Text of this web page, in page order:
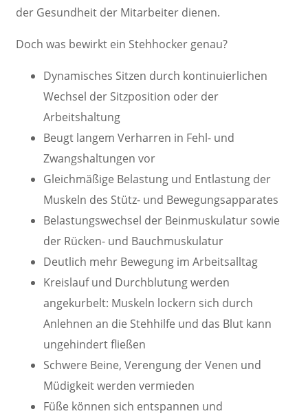
der Gesundheit der Mitarbeiter dienen.
Doch was bewirkt ein Stehhocker genau?
Dynamisches Sitzen durch kontinuierlichen
Wechsel der Sitzposition oder der
Arbeitshaltung
Beugt langem Verharren in Fehl- und
Zwangshaltungen vor
Gleichmäßige Belastung und Entlastung der
Muskeln des Stütz- und Bewegungsapparates
Belastungswechsel der Beinmuskulatur sowie
der Rücken- und Bauchmuskulatur
Deutlich mehr Bewegung im Arbeitsalltag
Kreislauf und Durchblutung werden
angekurbelt: Muskeln lockern sich durch
Anlehnen an die Stehhilfe und das Blut kann
ungehindert fließen
Schwere Beine, Verengung der Venen und
Müdigkeit werden vermieden
Füße können sich entspannen und